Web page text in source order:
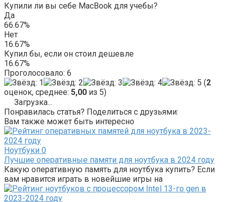
Купили ли вы себе MacBook для учебы?
Да
66.67%
Нет
16.67%
Купил бы, если он стоил дешевле
16.67%
Проголосовало: 6
(2
оценок, среднее: 5,00 из 5)
Загрузка...
Понравилась статья? Поделиться с друзьями:
Вам также может быть интересно
Ноутбуки 0
Лучшие оперативные памяти для ноутбука в 2024 году
Какую оперативную память для ноутбука купить? Если
вам нравится играть в новейшие игры на